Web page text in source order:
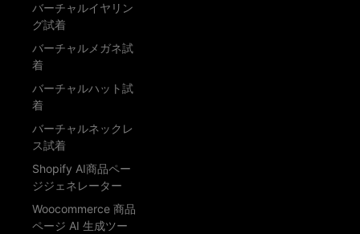
バーチャルイヤリン
グ試着
バーチャルメガネ試
着
バーチャルハット試
着
バーチャルネックレ
ス試着
Shopify AI商品ペー
ジジェネレーター
Woocommerce 商品
ページ AI 生成ツー